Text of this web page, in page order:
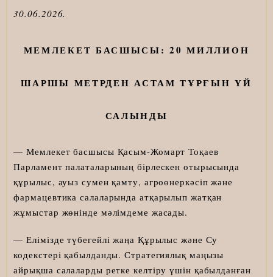
30.06.2026.
МЕМЛЕКЕТ БАСШЫСЫ: 20 МИЛЛИОН
ШАРШЫ МЕТРДЕН АСТАМ ТҰРҒЫН ҮЙ
САЛЫНДЫ
— Мемлекет басшысы Қасым-Жомарт Тоқаев
Парламент палаталарының бірлескен отырысында
құрылыс, ауыз сумен қамту, агроөнеркәсіп және
фармацевтика салаларында атқарылып жатқан
жұмыстар жөнінде мәлімдеме жасады.
— Елімізде түбегейлі жаңа Құрылыс және Су
кодекстері қабылданды. Стратегиялық маңызы
айрықша салаларды ретке келтіру үшін қабылданған